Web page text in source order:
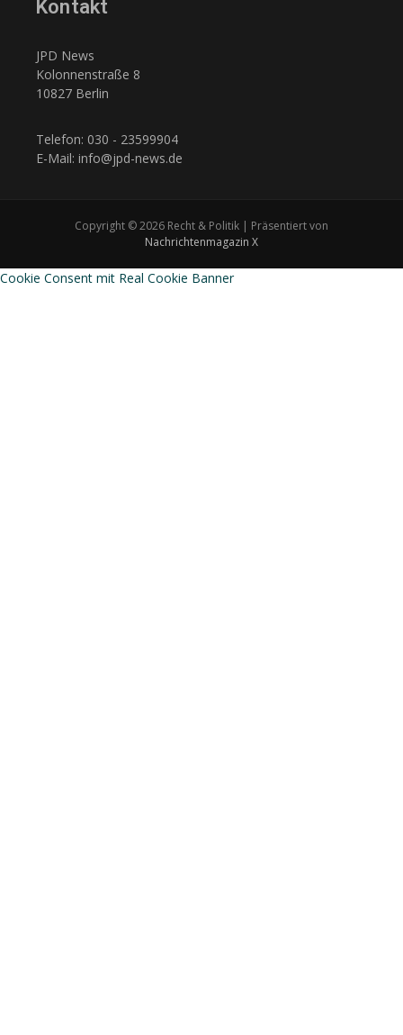
Kontakt
JPD News
Kolonnenstraße 8
10827 Berlin
Telefon: 030 - 23599904
E-Mail: info@jpd-news.de
Copyright © 2026 Recht & Politik | Präsentiert von
Nachrichtenmagazin X
Cookie Consent mit Real Cookie Banner